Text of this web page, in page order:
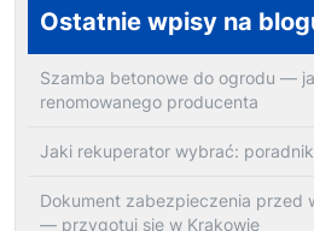
Ostatnie wpisy na
Szamba betonowe do ogrodu —
renomowanego producenta
Jaki rekuperator wybrać:
Dokument zabezpieczenia przed
— przygotuj się w Krakowie